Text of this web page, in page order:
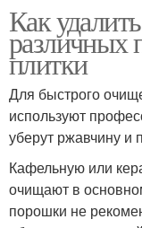
Как
различных
плитки
Для быстрого
используют
уберут ржавчину и
Кафельную или
очищают в
порошки не